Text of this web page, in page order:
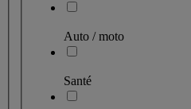
Auto / moto
Santé